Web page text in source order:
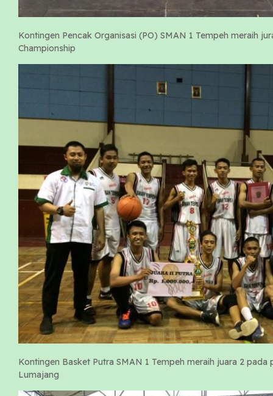
Kontingen Pencak Organisasi (PO) SMAN 1 Tempeh meraih
Championship
Kontingen Basket Putra SMAN 1 Tempeh meraih juara 2 pada
Lumajang